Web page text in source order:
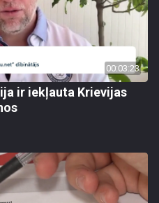
00:03:23
ir iekļauta Krievijas